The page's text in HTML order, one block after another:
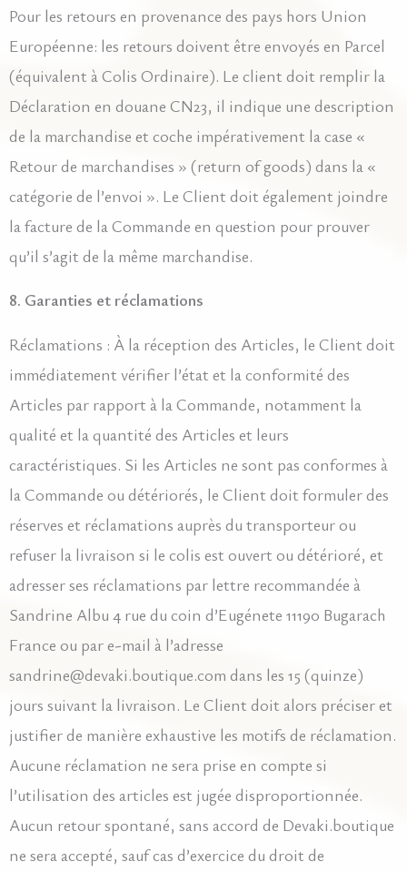
Pour les retours en provenance des pays hors Union
Européenne: les retours doivent être envoyés en Parcel
(équivalent à Colis Ordinaire). Le client doit remplir la
Déclaration en douane CN23, il indique une description
de la marchandise et coche impérativement la case «
Retour de marchandises » (return of goods) dans la «
catégorie de l’envoi ». Le Client doit également joindre
la facture de la Commande en question pour prouver
qu’il s’agit de la même marchandise.
8. Garanties et réclamations
Réclamations : À la réception des Articles, le Client doit
immédiatement vérifier l’état et la conformité des
Articles par rapport à la Commande, notamment la
qualité et la quantité des Articles et leurs
caractéristiques. Si les Articles ne sont pas conformes à
la Commande ou détériorés, le Client doit formuler des
réserves et réclamations auprès du transporteur ou
refuser la livraison si le colis est ouvert ou détérioré, et
adresser ses réclamations par lettre recommandée à
Sandrine Albu 4 rue du coin d’Eugénete 11190 Bugarach
France ou par e-mail à l’adresse
sandrine@devaki.boutique.com dans les 15 (quinze)
jours suivant la livraison. Le Client doit alors préciser et
justifier de manière exhaustive les motifs de réclamation.
Aucune réclamation ne sera prise en compte si
l’utilisation des articles est jugée disproportionnée.
Aucun retour spontané, sans accord de Devaki.boutique
ne sera accepté, sauf cas d’exercice du droit de